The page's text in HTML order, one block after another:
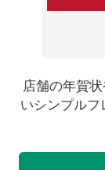
店舗の年賀
いシンプルフ